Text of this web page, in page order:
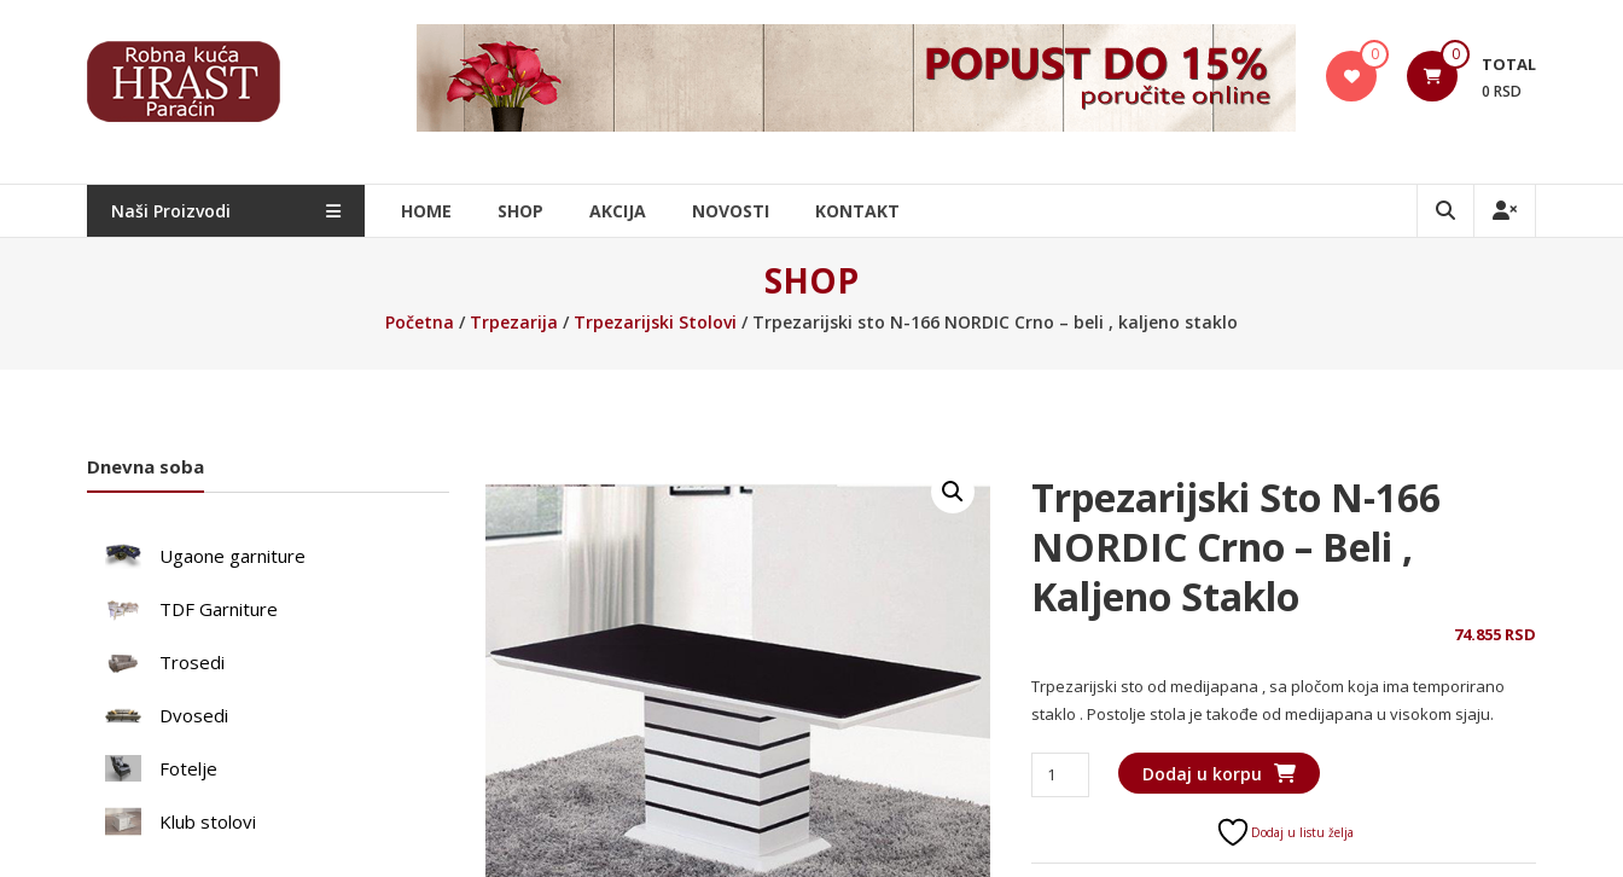
Hrast
Nameštaj
0 0 TOTAL
0 RSD
Naši Proizvodi HOME SHOP AKCIJA NOVOSTI KONTAKT
SHOP
Početna / Trpezarija / Trpezarijski Stolovi / Trpezarijski sto N-166 NORDIC Crno – beli , kaljeno staklo
Trpezarijski Sto N-166
NORDIC Crno – Beli ,
Kaljeno Staklo
74.855 RSD
Trpezarijski sto od medijapana , sa pločom koja ima temporirano
staklo . Postolje stola je takođe od medijapana u visokom sjaju.
Trpezarijski
sto
Dodaj u korpu
Dodaj u listu želja
Dnevna soba
Ugaone garniture
TDF Garniture
Trosedi
Dvosedi
Fotelje
Klub stolovi